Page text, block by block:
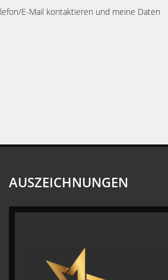
E-Mail kontaktieren und meine Daten
AUSZEICHNUNGEN